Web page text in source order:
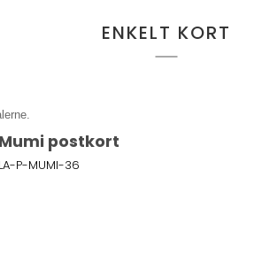
ENKELT KORT
Mumi postkort
LA-P-MUMI-36